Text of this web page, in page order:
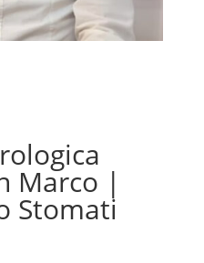
Marco |
Stomati